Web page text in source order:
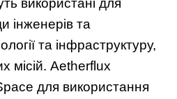
використані для
інженерів та
та інфраструктуру,
місій. Aetherflux
для використання